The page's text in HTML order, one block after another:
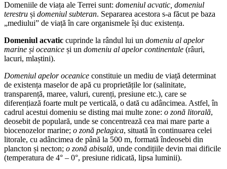
Domeniile de viața ale Terrei sunt: domeniul acvatic, domeniul
terestru și domeniul subteran. Separarea acestora s-a făcut pe baza
„mediului” de viață în care organismele își duc existența.
Domeniul acvatic cuprinde la rândul lui un domeniu al apelor
marine și oceanice și un domeniu al apelor continentale (râuri,
lacuri, mlaștini).
Domeniul apelor oceanice constituie un mediu de viață determinat
de existența maselor de apă cu proprietățile lor (salinitate,
transparență, maree, valuri, curenți, presiune etc.), care se
diferențiază foarte mult pe verticală, o dată cu adâncimea. Astfel, în
cadrul acestui domeniu se disting mai multe zone: o zonă litorală,
deosebit de populară, unde se concentrează cea mai mare parte a
biocenozelor marine; o zonă pelagica, situată în continuarea celei
litorale, cu adâncimea de până la 500 m, formată îndeosebi din
plancton și necton; o zonă abisală, unde condițiile devin mai dificile
(temperatura de 4° – 0°, presiune ridicată, lipsa luminii).